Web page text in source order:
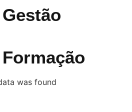
was found